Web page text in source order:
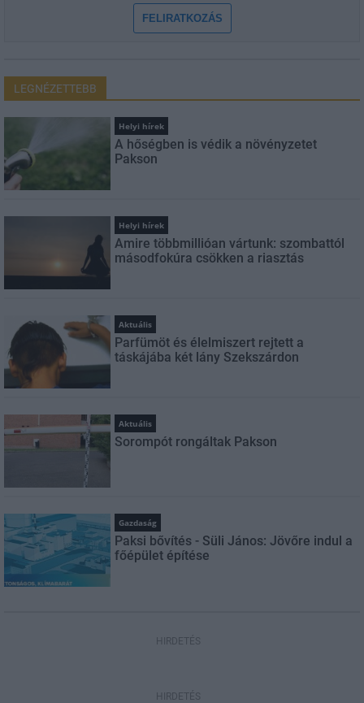
FELIRATKOZÁS
LEGNÉZETTEBB
Helyi hírek
A hőségben is védik a növényzetet
Pakson
Helyi hírek
Amire többmillióan vártunk: szombattól
másodfokúra csökken a riasztás
Aktuális
Parfümöt és élelmiszert rejtett a
táskájába két lány Szekszárdon
Aktuális
Sorompót rongáltak Pakson
Gazdaság
Paksi bővítés - Süli János: Jövőre indul a
főépület építése
HIRDETÉS
HIRDETÉS